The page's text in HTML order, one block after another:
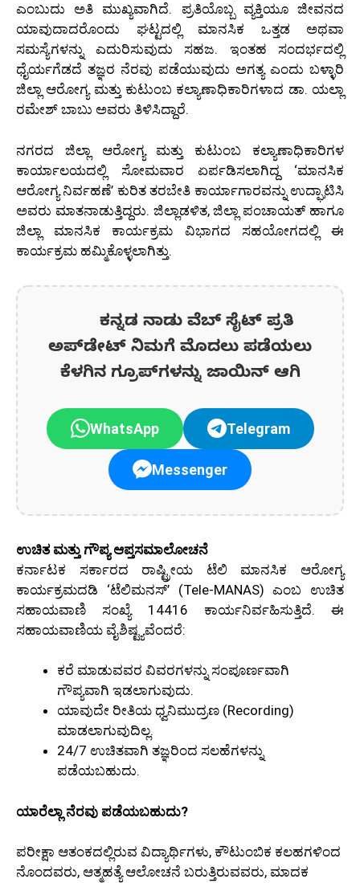
ಎಂಬುದು ಅತಿ ಮುಖ್ಯವಾಗಿದೆ. ಪ್ರತಿಯೊಬ್ಬ ವ್ಯಕ್ತಿಯೂ ಜೀವನದ
ಯಾವುದಾದರೊಂದು ಘಟ್ಟದಲ್ಲಿ ಮಾನಸಿಕ ಒತ್ತಡ ಅಥವಾ
ಸಮಸ್ಯೆಗಳನ್ನು ಎದುರಿಸುವುದು ಸಹಜ. ಇಂತಹ ಸಂದರ್ಭದಲ್ಲಿ
ಧೈರ್ಯಗೆಡದೆ ತಜ್ಞರ ನೆರವು ಪಡೆಯುವುದು ಅಗತ್ಯ ಎಂದು ಬಳ್ಳಾರಿ
ಜಿಲ್ಲಾ ಆರೋಗ್ಯ ಮತ್ತು ಕುಟುಂಬ ಕಲ್ಯಾಣಾಧಿಕಾರಿಗಳಾದ ಡಾ. ಯಲ್ಲಾ
ರಮೇಶ್ ಬಾಬು ಅವರು ತಿಳಿಸಿದ್ದಾರೆ.
ನಗರದ ಜಿಲ್ಲಾ ಆರೋಗ್ಯ ಮತ್ತು ಕುಟುಂಬ ಕಲ್ಯಾಣಾಧಿಕಾರಿಗಳ
ಕಾರ್ಯಾಲಯದಲ್ಲಿ ಸೋಮವಾರ ಏರ್ಪಡಿಸಲಾಗಿದ್ದ ‘ಮಾನಸಿಕ
ಆರೋಗ್ಯ ನಿರ್ವಹಣೆ’ ಕುರಿತ ತರಬೇತಿ ಕಾರ್ಯಾಗಾರವನ್ನು ಉದ್ಘಾಟಿಸಿ
ಅವರು ಮಾತನಾಡುತ್ತಿದ್ದರು. ಜಿಲ್ಲಾಡಳಿತ, ಜಿಲ್ಲಾ ಪಂಚಾಯತ್ ಹಾಗೂ
ಜಿಲ್ಲಾ ಮಾನಸಿಕ ಕಾರ್ಯಕ್ರಮ ವಿಭಾಗದ ಸಹಯೋಗದಲ್ಲಿ ಈ
ಕಾರ್ಯಕ್ರಮ ಹಮ್ಮಿಕೊಳ್ಳಲಾಗಿತ್ತು.
ಕನ್ನಡ ನಾಡು ವೆಬ್ ಸೈಟ್ ಪ್ರತಿ
ಅಪ್‌ಡೇಟ್‌ ನಿಮಗೆ ಮೊದಲು ಪಡೆಯಲು
ಕೆಳಗಿನ ಗ್ರೂಪ್‌ಗಳನ್ನು ಜಾಯಿನ್ ಆಗಿ
WhatsApp Telegram
Messenger
ಉಚಿತ ಮತ್ತು ಗೌಪ್ಯ ಆಪ್ತಸಮಾಲೋಚನೆ
ಕರ್ನಾಟಕ ಸರ್ಕಾರದ ರಾಷ್ಟ್ರೀಯ ಟೆಲಿ ಮಾನಸಿಕ ಆರೋಗ್ಯ
ಕಾರ್ಯಕ್ರಮದಡಿ ‘ಟೆಲಿಮನಸ್’ (Tele-MANAS) ಎಂಬ ಉಚಿತ
ಸಹಾಯವಾಣಿ ಸಂಖ್ಯೆ 14416 ಕಾರ್ಯನಿರ್ವಹಿಸುತ್ತಿದೆ. ಈ
ಸಹಾಯವಾಣಿಯ ವೈಶಿಷ್ಟ್ಯವೆಂದರೆ:
ಕರೆ ಮಾಡುವವರ ವಿವರಗಳನ್ನು ಸಂಪೂರ್ಣವಾಗಿ
ಗೌಪ್ಯವಾಗಿ ಇಡಲಾಗುವುದು.
ಯಾವುದೇ ರೀತಿಯ ಧ್ವನಿಮುದ್ರಣ (Recording)
ಮಾಡಲಾಗುವುದಿಲ್ಲ.
24/7 ಉಚಿತವಾಗಿ ತಜ್ಞರಿಂದ ಸಲಹೆಗಳನ್ನು
ಪಡೆಯಬಹುದು.
ಯಾರೆಲ್ಲಾ ನೆರವು ಪಡೆಯಬಹುದು?
ಪರೀಕ್ಷಾ ಆತಂಕದಲ್ಲಿರುವ ವಿದ್ಯಾರ್ಥಿಗಳು, ಕೌಟುಂಬಿಕ ಕಲಹಗಳಿಂದ
ನೊಂದವರು, ಆತ್ಮಹತ್ಯೆ ಆಲೋಚನೆ ಬರುತ್ತಿರುವವರು, ಮಾದಕ